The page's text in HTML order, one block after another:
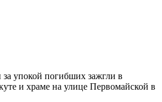
за упокой погибших зажгли в
и храме на улице Первомайской в